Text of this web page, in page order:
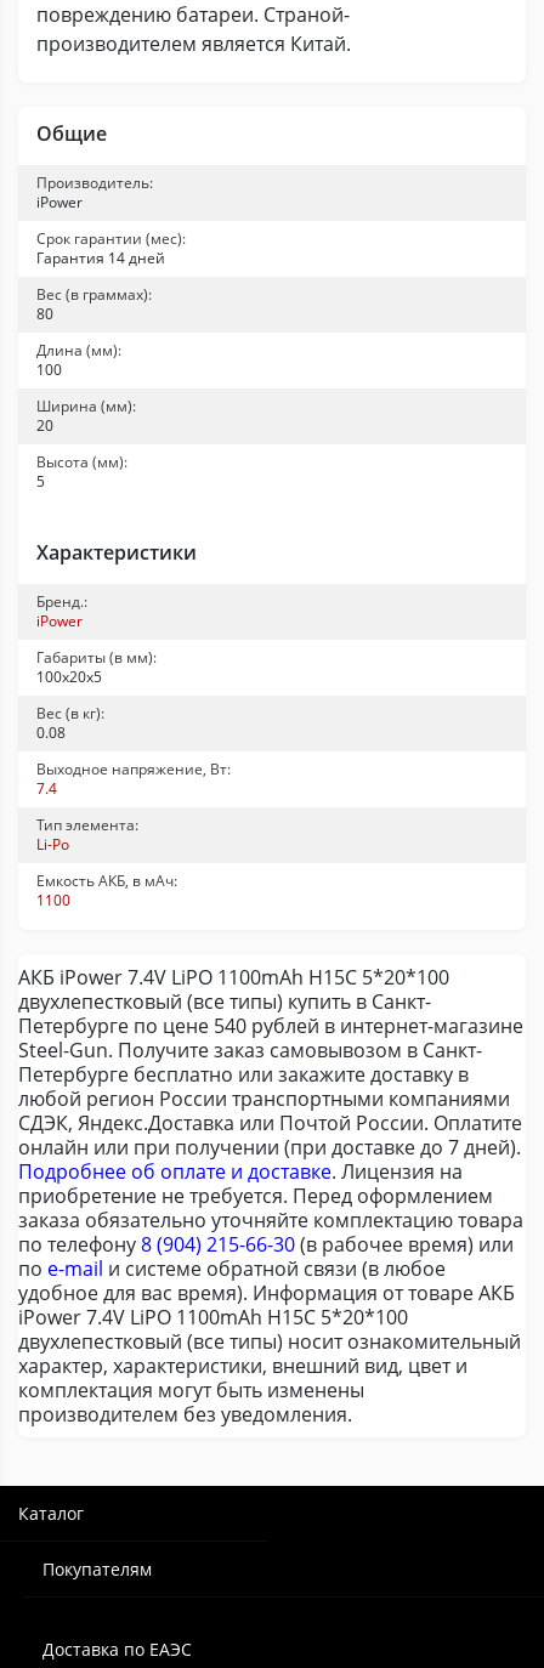
повреждению батареи. Страной-
производителем является Китай.
Общие
Производитель:
iPower
Срок гарантии (мес):
Гарантия 14 дней
Вес (в граммах):
80
Длина (мм):
100
Ширина (мм):
20
Высота (мм):
5
Характеристики
Бренд.:
iPower
Габариты (в мм):
100х20х5
Вес (в кг):
0.08
Выходное напряжение, Вт:
7.4
Тип элемента:
Li-Po
Емкость АКБ, в мАч:
1100
АКБ iPower 7.4V LiPO 1100mAh H15C 5*20*100
двухлепестковый (все типы) купить в Санкт-
Петербурге по цене 540 рублей в интернет-магазине
Steel-Gun. Получите заказ самовывозом в Санкт-
Петербурге бесплатно или закажите доставку в
любой регион России транспортными компаниями
СДЭК, Яндекс.Доставка или Почтой России. Оплатите
онлайн или при получении (при доставке до 7 дней).
Подробнее об оплате и доставке. Лицензия на
приобретение не требуется. Перед оформлением
заказа обязательно уточняйте комплектацию товара
по телефону8 (904) 215-66-30(в рабочее время) или
по e-mail и системе обратной связи (в любое
удобное для вас время). Информация от товаре АКБ
iPower 7.4V LiPO 1100mAh H15C 5*20*100
двухлепестковый (все типы) носит ознакомительный
характер, характеристики, внешний вид, цвет и
комплектация могут быть изменены
производителем без уведомления.
Каталог
Покупателям
Доставка по ЕАЭС